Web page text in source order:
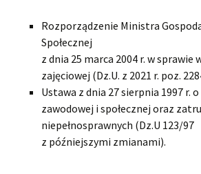
Rozporządzenie Ministra
Społecznej
z dnia 25 marca 2004 r. w
zajęciowej (Dz.U. z 2021 r. poz.
Ustawa z dnia 27 sierpnia 1997 r.
zawodowej i społecznej oraz
niepełnosprawnych (Dz.U 123/97
z późniejszymi zmianami).